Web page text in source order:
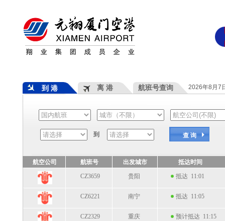
到 港 离 港 航班号查询 2026年8月7
到 查 询
航空公司 航班号 出发城市
抵达时间
CZ3659
贵阳 抵达 11:01
CZ6221 南宁 抵达 11:05
CZ2329 重庆 预计抵达 11:15